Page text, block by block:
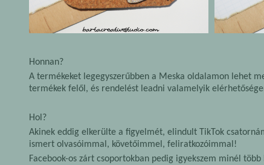
Honnan?
A termékeket legegyszerűbben a Meska oldalamon lehet
termékek felől, és rendelést leadni valamelyik
Hol?
Akinek eddig elkerülte a figyelmét, elindult TikTok
ismert olvasóimmal, követőimmel, feliratkozóimmal!
Facebook-os zárt csoportokban pedig igyekszem minél